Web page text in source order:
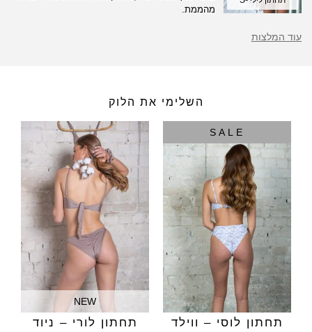
מהממת.
עוד המלצות
השלימי את הלוק
SALE
תחתון לוסי – ווילד
NEW
תחתון לורי – ניוד